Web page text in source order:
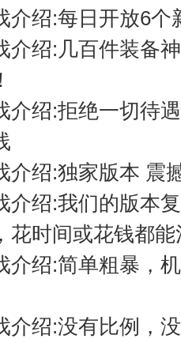
介绍:每日开放6个
介绍:几百件装备
介绍:拒绝一切待
介绍:独家版本 震
介绍:我们的版本
花时间或花钱都
介绍:简单粗暴，
介绍:没有比例，